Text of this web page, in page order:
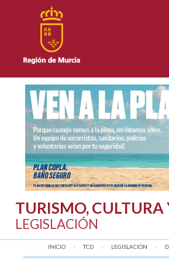
TURISMO, CULTURA
LEGISLACIÓN
INICIO TCD LEGISLACIÓN